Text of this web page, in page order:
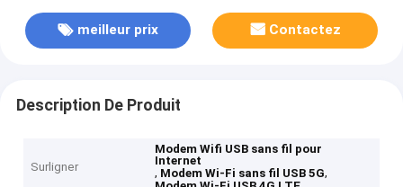
meilleur prix Contactez
Description De Produit
Surligner
Modem Wifi USB sans fil pour
Internet
, Modem Wi-Fi sans fil USB 5G,